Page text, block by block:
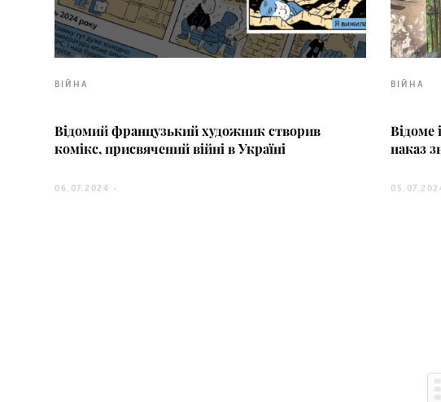
ВІЙНА
Відомий французький художник створив
комікс, присвячений війні в Україні
06.07.2024 -
ВІЙНА
Відоме
наказ